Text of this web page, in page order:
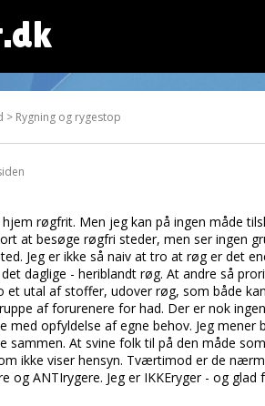
> Rygning og rygestop
røgfrit. Men jeg kan på ingen måde
at besøge røgfri steder, men ser ingen
Jeg er ikke så naiv at tro at røg er det
daglige - heriblandt røg. At andre så
et utal af stoffer, udover røg, som både
af forurenere for had. Der er nok
med opfyldelse af egne behov. Jeg
sammen. At svine folk til på den måde
ikke viser hensyn. Tværtimod er de
og ANTIrygere. Jeg er IKKEryger - og